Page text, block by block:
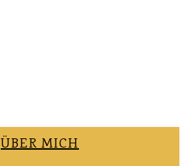
ÜBER MICH